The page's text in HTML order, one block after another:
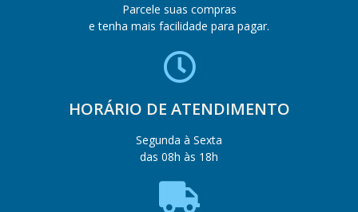
Parcele suas compras
e tenha mais facilidade para pagar.
HORÁRIO DE ATENDIMENTO
Segunda à Sexta
das 08h às 18h